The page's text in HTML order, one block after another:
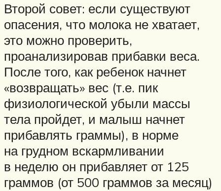
Второй совет: если существуют
опасения, что молока не хватает,
это можно проверить,
проанализировав прибавки веса.
После того, как ребенок начнет
«возвращать» вес (т.е. пик
физиологической убыли массы
тела пройдет, и малыш начнет
прибавлять граммы), в норме
на грудном вскармливании
в неделю он прибавляет от 125
граммов (от 500 граммов за месяц)